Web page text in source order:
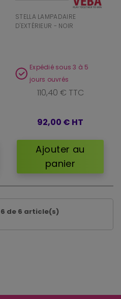
STELLA LAMPADAIRE
D'EXTÉRIEUR - NOIR
Expédié sous 3 à 5
jours ouvrés
110,40 € TTC
92,00 € HT
Ajouter au
panier
de 6 article(s)